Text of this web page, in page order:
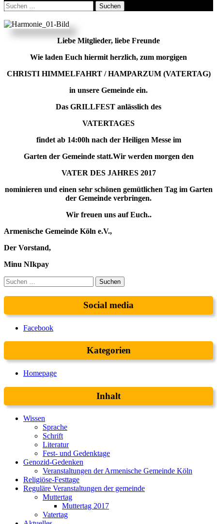
Suchen
nach:
Liebe Mitglieder, liebe Freunde
Wie laden Euch hiermit herzlich, zum morgigen
CHRISTI HIMMELFAHRT / HAMPARZUM (VATERTAG)
in unsere Gemeinde ein.
Das GRILLFEST anlässlich des
VATERTAGES
findet ab 14:00h nach der Heiligen Messe im
Garten der Gemeinde statt.Wir werden morgen den
VATER DES JAHRES 2017
nominieren und einen sehr schönen gemütlichen Tag im Garten
der Gemeinde verbringen.
Wir freuen uns auf Euch..
Armenische Gemeinde Köln e.V.,
Der Vorstand,
Minu NIkpay
Suchen
nach:
Social media
Facebook
Kategorien
Homepage
Inhalt
Wissen
Sprache
Schrift
Literatur
Fest- und Gedenktage
Genozid-Gedenken
Veranstaltungen der Armenische Gemeinde Köln
Religiöse-Festtage
Reguläre Veranstaltungen der gemeinde
Muttertag
Muttertag 2017
Vatertag